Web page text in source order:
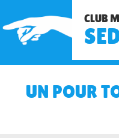
CLUB
UN POUR